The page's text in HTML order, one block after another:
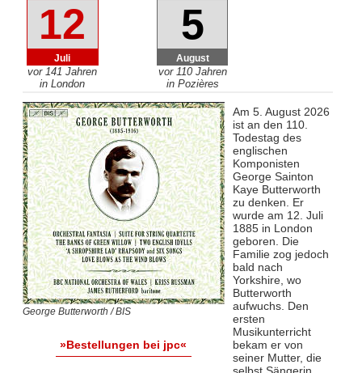
12
Juli
vor 141 Jahren
in London
5
August
vor 110 Jahren
in Pozières
George Butterworth / BIS
»Bestellungen bei jpc«
Am 5. August 2026
ist an den 110.
Todestag des
englischen
Komponisten
George Sainton
Kaye Butterworth
zu denken. Er
wurde am 12. Juli
1885 in London
geboren. Die
Familie zog jedoch
bald nach
Yorkshire, wo
Butterworth
aufwuchs. Den
ersten
Musikunterricht
bekam er von
seiner Mutter, die